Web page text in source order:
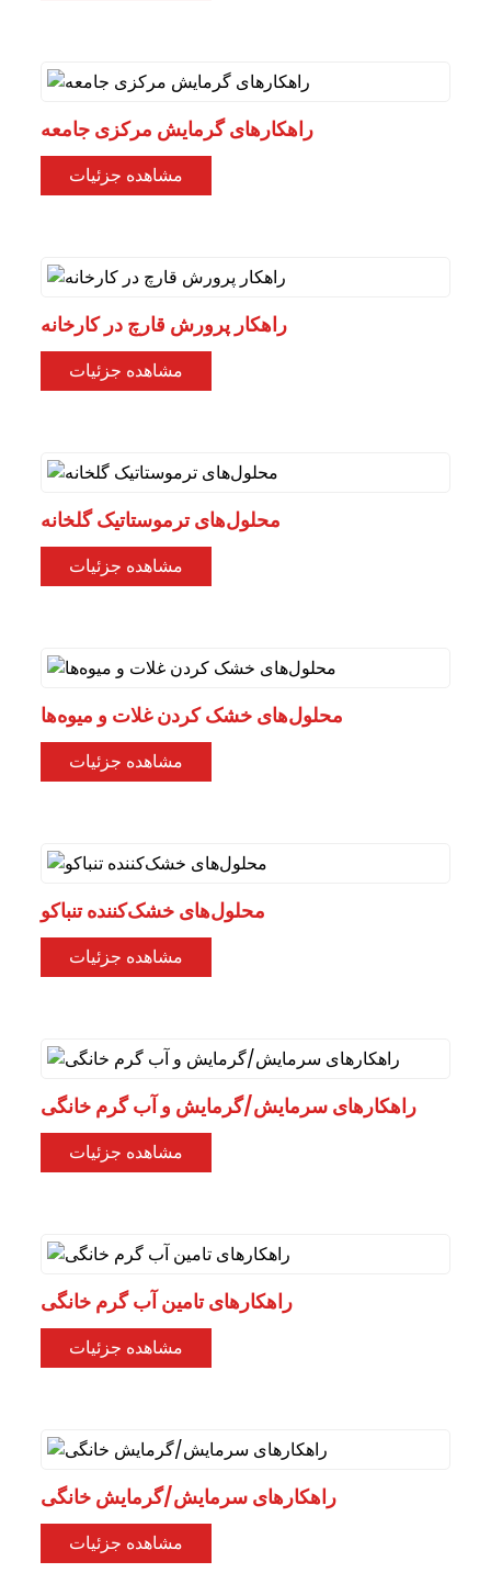
راهکارهای گرمایش مرکزی جامعه
مشاهده جزئیات
راهکار پرورش قارچ در کارخانه
مشاهده جزئیات
محلول‌های ترموستاتیک گلخانه
مشاهده جزئیات
محلول‌های خشک کردن غلات و میوه‌ها
مشاهده جزئیات
محلول‌های خشک‌کننده تنباکو
مشاهده جزئیات
راهکارهای سرمایش/گرمایش و آب گرم خانگی
مشاهده جزئیات
راهکارهای تامین آب گرم خانگی
مشاهده جزئیات
راهکارهای سرمایش/گرمایش خانگی
مشاهده جزئیات